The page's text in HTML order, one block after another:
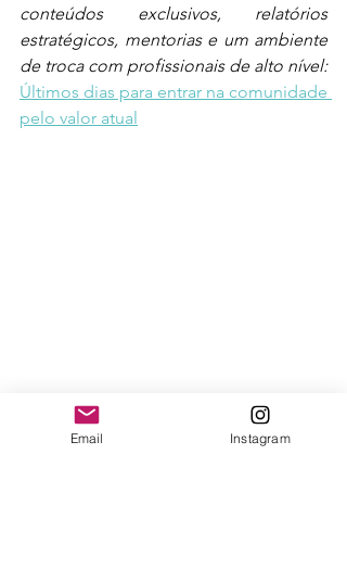
conteúdos exclusivos, relatórios
estratégicos, mentorias e um ambiente
de troca com profissionais de alto nível:
Últimos dias para entrar na comunidade
pelo valor atual
Email Instagram